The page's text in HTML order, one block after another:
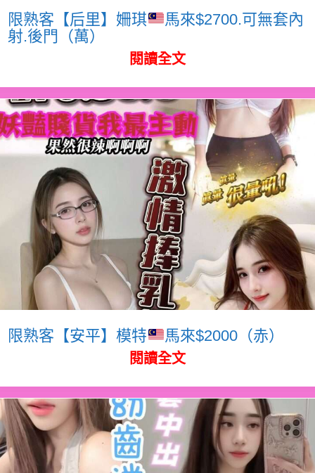
限熟客【后里】姍琪
馬來$2700.可無套內
射.後門（萬）
閱讀全文
限熟客【安平】模特 馬來$2000（赤）
閱讀全文